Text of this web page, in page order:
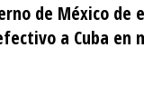
de México de
a Cuba en